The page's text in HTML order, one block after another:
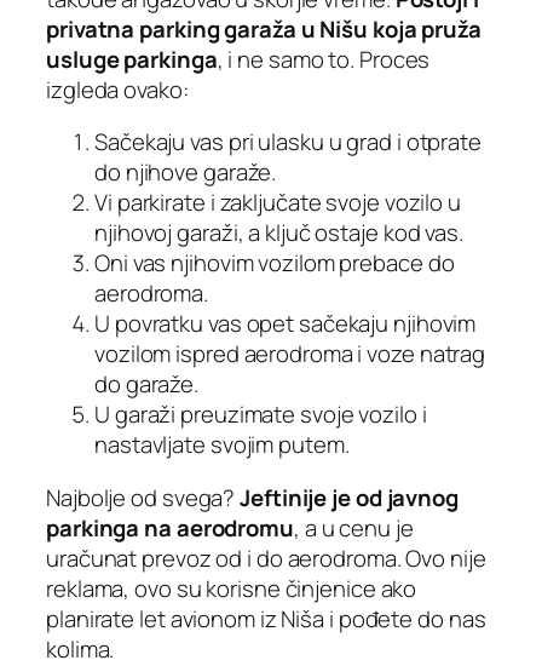
privatna parking garaža u Nišu koja pruža
usluge parkinga, i ne samo to. Proces
izgleda ovako:
Sačekaju vas pri ulasku u grad i otprate
do njihove garaže.
Vi parkirate i zaključate svoje vozilo u
njihovoj garaži, a ključ ostaje kod vas.
Oni vas njihovim vozilom prebace do
aerodroma.
U povratku vas opet sačekaju njihovim
vozilom ispred aerodroma i voze natrag
do garaže.
U garaži preuzimate svoje vozilo i
nastavljate svojim putem.
Najbolje od svega?Jeftinije je od javnog
parkinga na aerodromu, a u cenu je
uračunat prevoz od i do aerodroma. Ovo nije
reklama, ovo su korisne činjenice ako
planirate let avionom iz Niša i pođete do nas
kolima.